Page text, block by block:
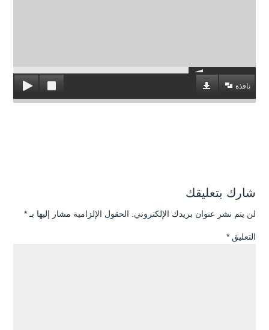
نافذة
شارك بتعليقك
لن يتم نشر عنوان بريدك الإلكتروني. الحقول الإلزامية مشار إليها بـ *
التعليق *